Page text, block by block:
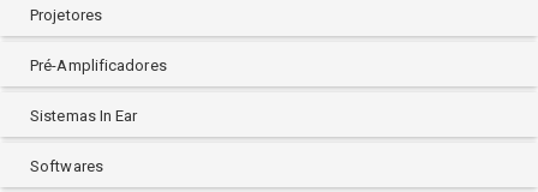
Projetores
Pré-Amplificadores
Sistemas In Ear
Softwares